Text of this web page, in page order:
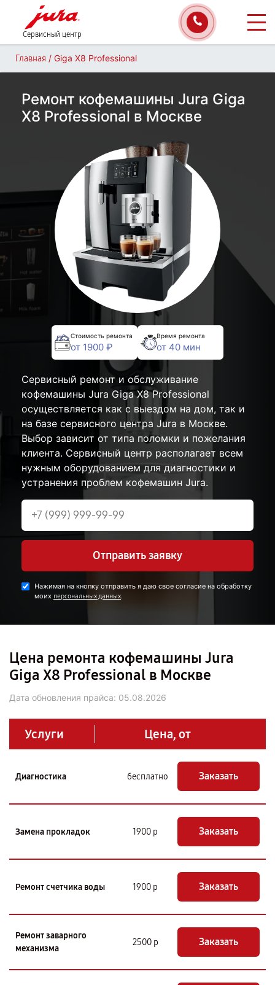
Сервисный центр
Главная / Giga X8 Professional
Ремонт кофемашины Jura Giga
X8 Professional в Москве
Стоимость ремонта
от 1900 ₽
Время ремонта
от 40 мин
Сервисный ремонт и обслуживание
кофемашины Jura Giga X8 Professional
осуществляется как с выездом на дом, так и
на базе сервисного центра Jura в Москве.
Выбор зависит от типа поломки и пожелания
клиента. Сервисный центр располагает всем
нужным оборудованием для диагностики и
устранения проблем кофемашин Jura.
Отправить заявку
Нажимая на кнопку отправить я даю свое согласие на обработку
моих персональных данных.
Цена ремонта кофемашины Jura
Giga X8 Professional в Москве
Дата обновления прайса: 05.08.2026
Услуги Цена, от
Диагностика бесплатно Заказать
Замена прокладок 1900 р Заказать
Ремонт счетчика воды 1900 р Заказать
Ремонт заварного
механизма
2500 р Заказать